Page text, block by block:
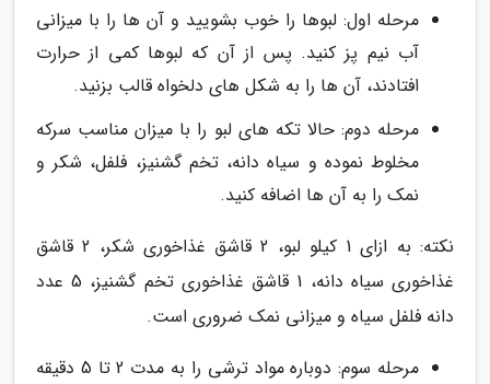
مرحله اول: لبوها را خوب بشویید و آن ها را با میزانی
آب نیم پز کنید. پس از آن که لبوها کمی از حرارت
افتادند، آن ها را به شکل های دلخواه قالب بزنید.
مرحله دوم: حالا تکه های لبو را با میزان مناسب سرکه
مخلوط نموده و سیاه دانه، تخم گشنیز، فلفل، شکر و
نمک را به آن ها اضافه کنید.
نکته: به ازای 1 کیلو لبو، 2 قاشق غذاخوری شکر، 2 قاشق
غذاخوری سیاه دانه، 1 قاشق غذاخوری تخم گشنیز، 5 عدد
دانه فلفل سیاه و میزانی نمک ضروری است.
مرحله سوم: دوباره مواد ترشی را به مدت 2 تا 5 دقیقه